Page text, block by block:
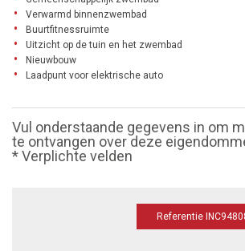
Verwarmd binnenzwembad
Buurtfitnessruimte
Uitzicht op de tuin en het zwembad
Nieuwbouw
Laadpunt voor elektrische auto
Vul onderstaande gegevens in om
te ontvangen over deze
* Verplichte velden
Referentie